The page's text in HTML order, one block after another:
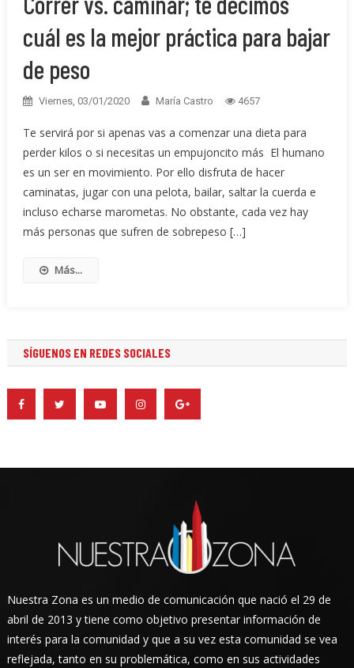
cuál es la mejor práctica para bajar
de peso
Viernes, 03/01/2020 María Castro 4657
Te servirá por si apenas vas a comenzar una dieta para
perder kilos o si necesitas un empujoncito más El humano
es un ser en movimiento. Por ello disfruta de hacer
caminatas, jugar con una pelota, bailar, saltar la cuerda e
incluso echarse marometas. No obstante, cada vez hay
más personas que sufren de sobrepeso […]
Más...
SÍGUENOS EN REDES SOCIALES
Nuestra Zona es un medio de comunicación que nació el 29 de
abril de 2013 y tiene como objetivo presentar información de
interés para la comunidad y que a su vez esta comunidad se vea
reflejada, tanto en su problemática, como en sus actividades